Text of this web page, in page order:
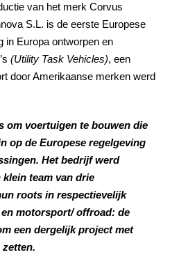
van het merk Corvus
S.L. is de eerste Europese
in Europa ontworpen en
(Utility Task Vehicles), een
door Amerikaanse merken werd
om voertuigen te bouwen die
op de Europese regelgeving
Het bedrijf werd
team van drie
roots in respectievelijk
motorsport/ offroad: de
een dergelijk project met
zetten.